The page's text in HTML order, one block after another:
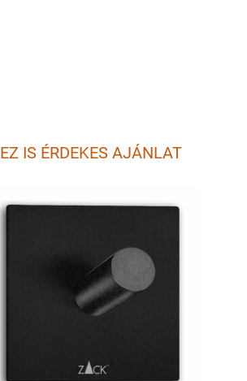
EZ IS ÉRDEKES AJÁNLAT